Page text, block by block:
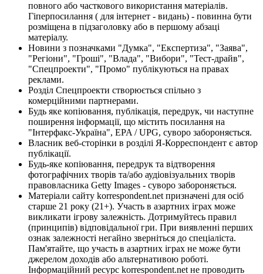
повного або часткового використання матеріалів.
Гіперпосилання ( для інтернет - видань) - повинна бути
розміщена в підзаголовку або в першому абзаці
матеріалу.
Новини з позначками "Думка", "Експертиза", "Заява",
"Регіони", "Гроші", "Влада", "Вибори", "Тест-драйв",
"Спецпроекти", "Промо" публікуються на правах
реклами.
Розділ Спецпроекти створюється спільно з
комерційними партнерами.
Будь яке копіювання, публікація, передрук, чи наступне
поширення інформації, що містить посилання на
"Інтерфакс-Україна", EPA / UPG, суворо забороняється.
Власник веб-сторінки в розділі Я-Корреспондент є автор
публікації.
Будь-яке копіювання, передрук та відтворення
фотографічних творів та/або аудіовізуальних творів
правовласника Getty Images - суворо забороняється.
Матеріали сайту korrespondent.net призначені для осіб
старше 21 року (21+). Участь в азартних іграх може
викликати ігрову залежність. Дотримуйтесь правил
(принципів) відповідальної гри. При виявленні перших
ознак залежності негайно зверніться до спеціаліста.
Пам'ятайте, що участь в азартних іграх не може бути
джерелом доходів або альтернативою роботі.
Інформаційний ресурс korrespondent.net не проводить